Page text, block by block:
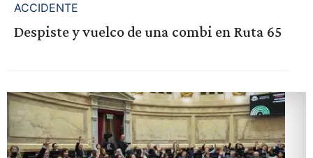
ACCIDENTE
Despiste y vuelco de una combi en Ruta 65